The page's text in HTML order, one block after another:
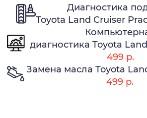
Диагностика
Toyota Land Cruiser
диагностика Toyota
499 р.
Замена масла Toyota
499 р.